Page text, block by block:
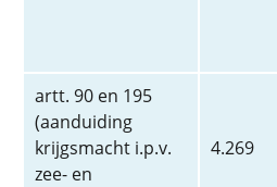
artt. 90 en 195
(aanduiding
krijgsmacht i.p.v.
zee- en
4.269